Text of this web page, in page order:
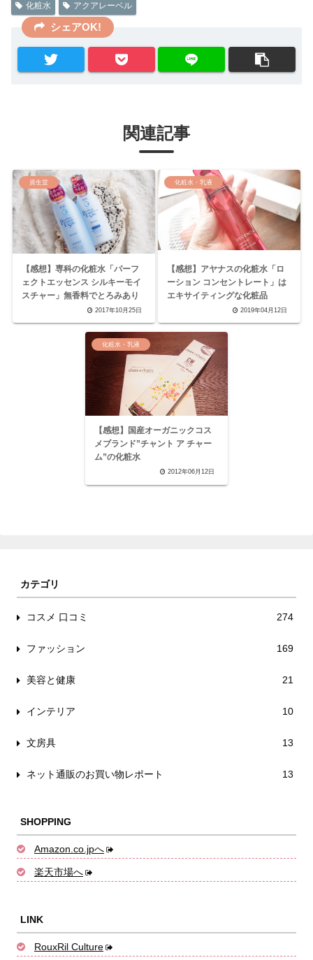
化粧水 アクアレーベル
シェアOK!
関連記事
資生堂
【感想】専科の化粧水「パーフ
ェクトエッセンス シルキーモイ
スチャー」無香料でとろみあり
2017年10月25日
化粧水・乳液
【感想】アヤナスの化粧水「ロ
ーション コンセントレート」は
エキサイティングな化粧品
2019年04月12日
化粧水・乳液
【感想】国産オーガニックコス
メブランド”チャント ア チャー
ム”の化粧水
2012年06月12日
カテゴリ
コスメ 口コミ 274
ファッション 169
美容と健康 21
インテリア 10
文房具 13
ネット通販のお買い物レポート 13
SHOPPING
Amazon.co.jpへ
楽天市場へ
LINK
RouxRil Culture